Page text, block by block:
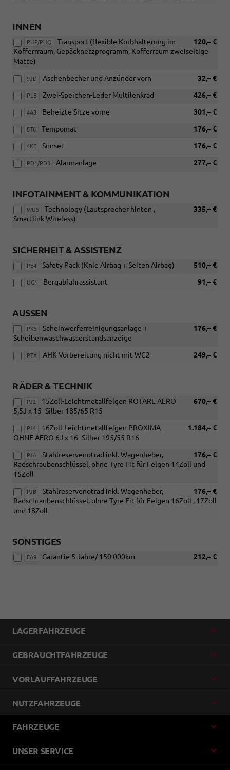
INNEN
PUP/PUQ 120,– €
Transport (flexible Korbhalterung im
Kofferrraum, Gepäcknetzprogramm, Kofferraum zweiseitige
Matte)
9JD 32,– €
Aschenbecher und Anzünder vorn
PLB 426,– €
Zwei-Speichen-Leder Multilenkrad
4A3 301,– €
Beheizte Sitze vorne
8T6 176,– €
Tempomat
4KF 176,– €
Sunset
PD1/PD3 277,– €
Alarmanlage
INFOTAINMENT & KOMMUNIKATION
WUS 335,– €
Technology (Lautsprecher hinten ,
Smartlink Wireless)
SICHERHEIT & ASSISTENZ
PE4 510,– €
Safety Pack (Knie Airbag + Seiten Airbag)
UG1 91,– €
Bergabfahrassistant
AUSSEN
PK5 176,– €
Scheinwerferreinigungsanlage +
Scheibenwaschwasserstandsanzeige
PTX 249,– €
AHK Vorbereitung nicht mit WC2
RÄDER & TECHNIK
PJ2 670,– €
15Zoll-Leichtmetallfelgen ROTARE AERO
5,5J x 15 -Silber 185/65 R15
PJ4 1.184,– €
16Zoll-Leichtmetallfelgen PROXIMA
OHNE AERO 6J x 16 -Silber 195/55 R16
PJA 176,– €
Stahlreservenotrad inkl. Wagenheber,
Radschraubenschlüssel, ohne Tyre Fit für Felgen 14Zoll und
15Zoll
PJB 176,– €
Stahlreservenotrad inkl. Wagenheber,
Radschraubenschlüssel, ohne Tyre Fit für Felgen 16Zoll , 17Zoll
und 18Zoll
SONSTIGES
EA9 212,– €
Garantie 5 Jahre/ 150 000km
LAGERFAHRZEUGE
GEBRAUCHTFAHRZEUGE
VORLAUFFAHRZEUGE
NUTZFAHRZEUGE
FAHRZEUGE
UNSER SERVICE